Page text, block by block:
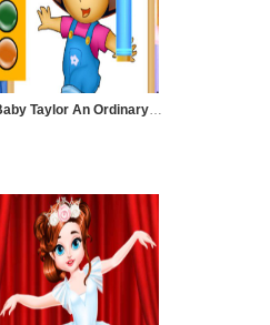
Baby Taylor An Ordinary Day